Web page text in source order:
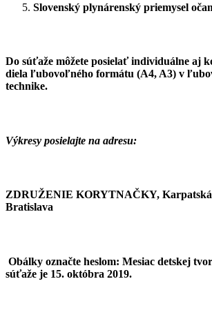
Slovenský plynárenský priemysel
Do súťaže môžete posielať individuálne aj
diela ľubovoľného formátu (A4, A3) v
technike.
Výkresy posielajte na adresu:
ZDRUŽENIE KORYTNAČKY, Karpatská
Bratislava
Obálky označte heslom: Mesiac detskej
súťaže je 15. októbra 2019.